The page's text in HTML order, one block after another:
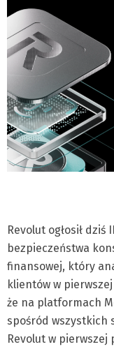
Revolut ogłosił
bezpieczeństwa
finansowej, który
klientów w
że na platformach
spośród wszystkich
Revolut w pierwszej